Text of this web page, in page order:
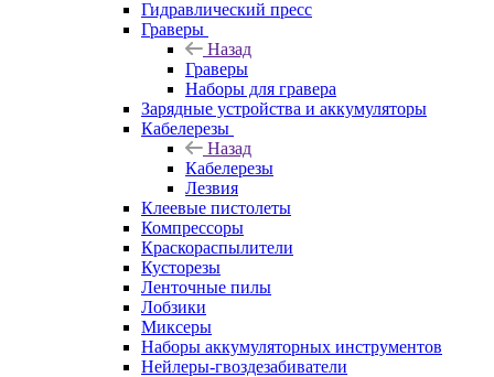
Гидравлический пресс
Граверы
Назад
Граверы
Наборы для гравера
Зарядные устройства и аккумуляторы
Кабелерезы
Назад
Кабелерезы
Лезвия
Клеевые пистолеты
Компрессоры
Краскораспылители
Кусторезы
Ленточные пилы
Лобзики
Миксеры
Наборы аккумуляторных инструментов
Нейлеры-гвоздезабиватели